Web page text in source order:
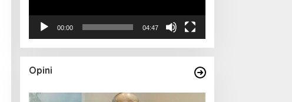
00:00 04:47
Opini